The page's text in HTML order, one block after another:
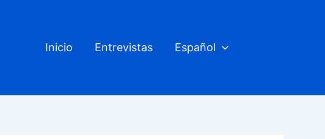
Inicio Entrevistas Español